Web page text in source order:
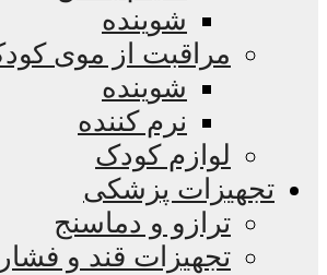
شوینده
مراقبت از موی
شوینده
نرم کننده
لوازم کودک
تجهیزات پزشکی
ترازو و دماسنج
تجهیزات قند و